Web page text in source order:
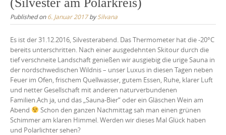
Published on6. Januar 2017bySilvana
Es ist der 31.12.2016, Silvesterabend. Das Thermometer hat die -20°C
bereits unterschritten. Nach einer ausgedehnten Skitour durch die
tief verschneite Landschaft genießen wir ausgiebig die urige Sauna in
der nordschwedischen Wildnis – unser Luxus in diesen Tagen neben
Feuer im Ofen, frischem Quellwasser, gutem Essen, Ruhe, klarer Luft
und netter Gesellschaft mit anderen naturverbundenen
Familien.Ach ja, und das „Sauna-Bier“ oder ein Gläschen Wein am
Abend
Schon den ganzen Nachmittag sah man einen grünen
Schimmer am klaren Himmel. Werden wir dieses Mal Glück haben
und Polarlichter sehen?